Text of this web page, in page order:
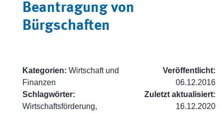
Beantragung von
Bürgschaften
Kategorien: Wirtschaft und
Finanzen
Schlagwörter:
Wirtschaftsförderung,
Veröffentlicht:
06.12.2016
Zuletzt aktualisiert:
16.12.2020